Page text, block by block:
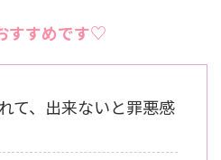
すすめです♡
て、出来ないと罪悪感